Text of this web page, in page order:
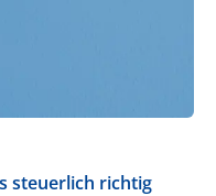
steuerlich richtig